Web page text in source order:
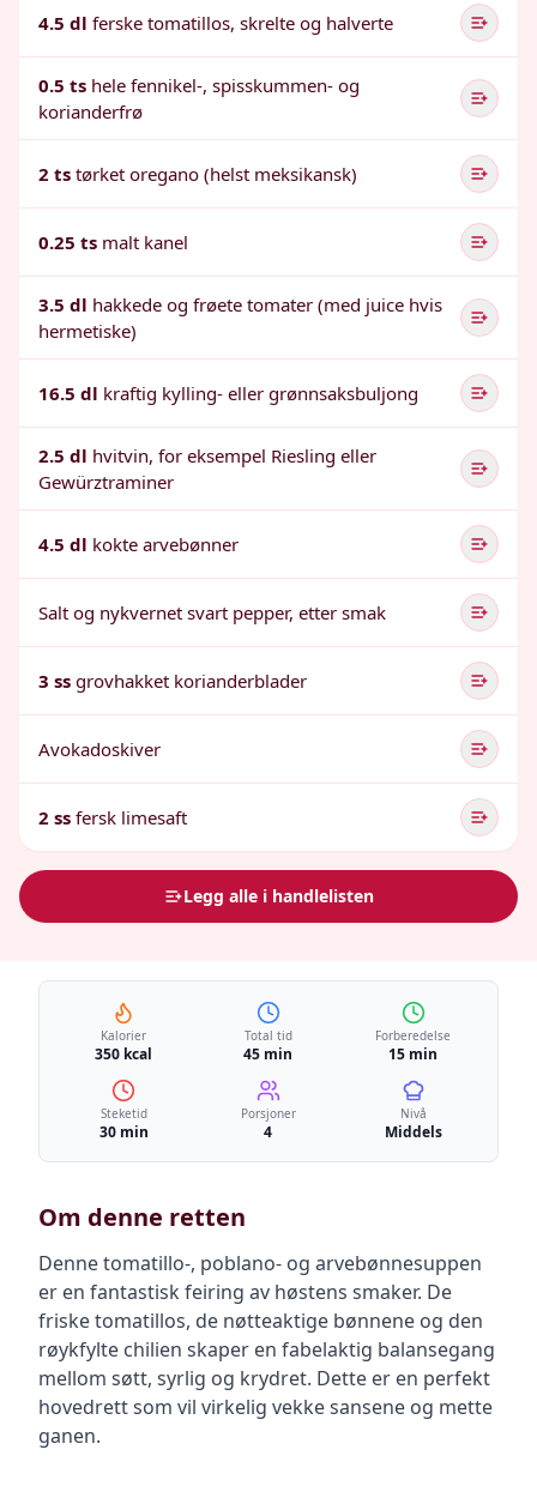
4.5 dl ferske tomatillos, skrelte og halverte
0.5 ts hele fennikel-, spisskummen- og
korianderfrø
2 ts tørket oregano (helst meksikansk)
0.25 ts malt kanel
3.5 dl hakkede og frøete tomater (med juice hvis
hermetiske)
16.5 dl kraftig kylling- eller grønnsaksbuljong
2.5 dl hvitvin, for eksempel Riesling eller
Gewürztraminer
4.5 dl kokte arvebønner
Salt og nykvernet svart pepper, etter smak
3 ss grovhakket korianderblader
Avokadoskiver
2 ss fersk limesaft
Legg alle i handlelisten
Kalorier
350 kcal
Total tid
45 min
Forberedelse
15 min
Steketid
30 min
Porsjoner
4
Nivå
Middels
Om denne retten
Denne tomatillo-, poblano- og arvebønnesuppen
er en fantastisk feiring av høstens smaker. De
friske tomatillos, de nøtteaktige bønnene og den
røykfylte chilien skaper en fabelaktig balansegang
mellom søtt, syrlig og krydret. Dette er en perfekt
hovedrett som vil virkelig vekke sansene og mette
ganen.